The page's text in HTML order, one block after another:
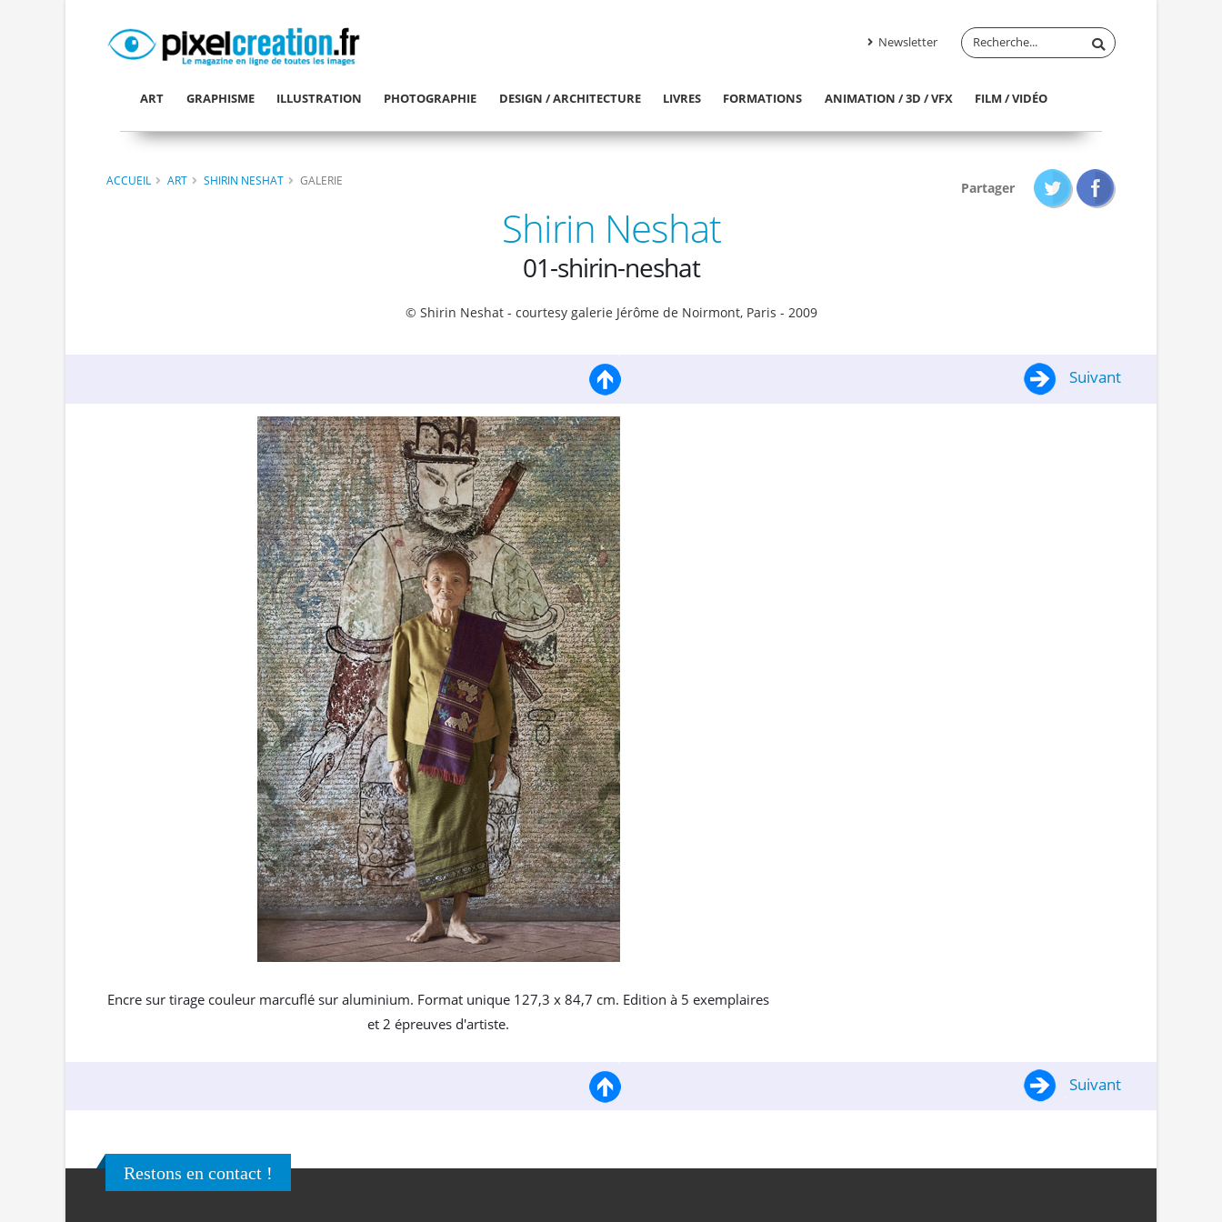
Newsletter
ART GRAPHISME ILLUSTRATION PHOTOGRAPHIE DESIGN / ARCHITECTURE LIVRES FORMATIONS ANIMATION / 3D / VFX FILM / VIDÉO
ACCUEIL ART SHIRIN NESHAT GALERIE Partager
Shirin Neshat
01-shirin-neshat
© Shirin Neshat - courtesy galerie Jérôme de Noirmont, Paris - 2009
Suivant
Encre sur tirage couleur marcuflé sur aluminium. Format unique 127,3 x 84,7 cm. Edition à 5 exemplaires
et 2 épreuves d'artiste.
Suivant
Restons en contact !